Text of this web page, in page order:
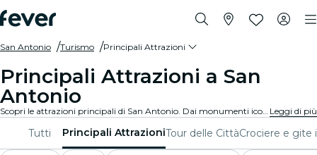
San Antonio Turismo Principali Attrazioni
Principali Attrazioni a San
Antonio
Scopri le attrazioni principali di San Antonio. Dai monumenti iconici e ai centri culturali imperdibili, dai parchi mozzafiato ai tesori nascosti, esplora i luoghi da non perdere con queste esperienze. Scopri cosa rende San Antonio davvero unica! Leggi di più
Tutti Principali AttrazioniTour delle CittàCrociere e gite